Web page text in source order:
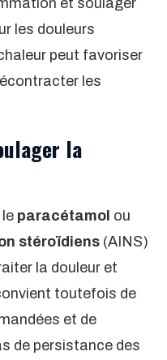
et soulager
les douleurs
peut favoriser
les
la
paracétamol ou
stéroïdiens (AINS)
la douleur et
toutefois de
et de
de persistance des